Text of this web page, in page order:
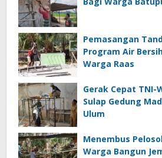
Pemasangan
Program Air
Warga Raas
Gerak Cepat TNI-
Sulap Gedung
Ulum
Menembus
Warga Bangun